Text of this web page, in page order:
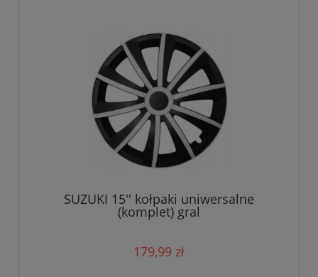
SUZUKI 15'' kołpaki uniwersalne
(komplet) gral
179,99 zł